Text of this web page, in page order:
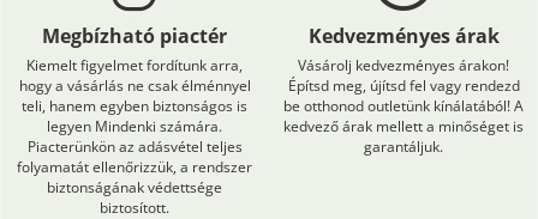
Megbízható piactér
Kiemelt figyelmet fordítunk arra,
hogy a vásárlás ne csak élménnyel
teli, hanem egyben biztonságos is
legyen Mindenki számára.
Piacterünkön az adásvétel teljes
folyamatát ellenőrizzük, a rendszer
biztonságának védettsége
biztosított.
Kedvezményes árak
Vásárolj kedvezményes árakon!
Építsd meg, újítsd fel vagy rendezd
be otthonod outletünk kínálatából! A
kedvező árak mellett a minőséget is
garantáljuk.